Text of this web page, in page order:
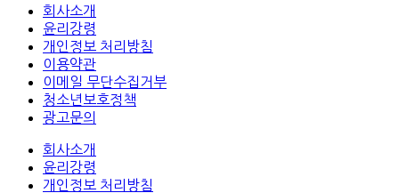
회사소개
윤리강령
개인정보 처리방침
이용약관
이메일 무단수집거부
청소년보호정책
광고문의
회사소개
윤리강령
개인정보 처리방침